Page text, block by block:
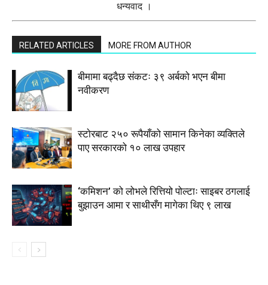
धन्यवाद ।
RELATED ARTICLES MORE FROM AUTHOR
बीमामा बढ्दैछ संकटः ३९ अर्बको भएन बीमा
नवीकरण
स्टाेरबाट २५० रूपैयाँको सामान किनेका व्यक्तिले
पाए सरकारको १० लाख उपहार
‘कमिशन’ को लोभले रित्तियो पोल्टाः साइबर ठगलाई
बुझाउन आमा र साथीसँग मागेका थिए ९ लाख